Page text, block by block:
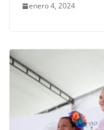
enero 4, 2024